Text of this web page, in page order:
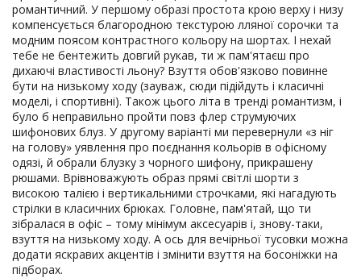
романтичний. У першому образі простота крою верху і низу
компенсується благородною текстурою лляної сорочки та
модним поясом контрастного кольору на шортах. І нехай
тебе не бентежить довгий рукав, ти ж пам'ятаєш про
дихаючі властивості льону? Взуття обов'язково повинне
бути на низькому ходу (зауваж, сюди підійдуть і класичні
моделі, і спортивні). Також цього літа в тренді романтизм, і
було б неправильно пройти повз флер струмуючих
шифонових блуз. У другому варіанті ми перевернули «з ніг
на голову» уявлення про поєднання кольорів в офісному
одязі, й обрали блузку з чорного шифону, прикрашену
рюшами. Врівноважують образ прямі світлі шорти з
високою талією і вертикальними строчками, які нагадують
стрілки в класичних брюках. Головне, пам'ятай, що ти
зібралася в офіс – тому мінімум аксесуарів і, знову-таки,
взуття на низькому ходу. А ось для вечірньої тусовки можна
додати яскравих акцентів і змінити взуття на босоніжки на
підборах.